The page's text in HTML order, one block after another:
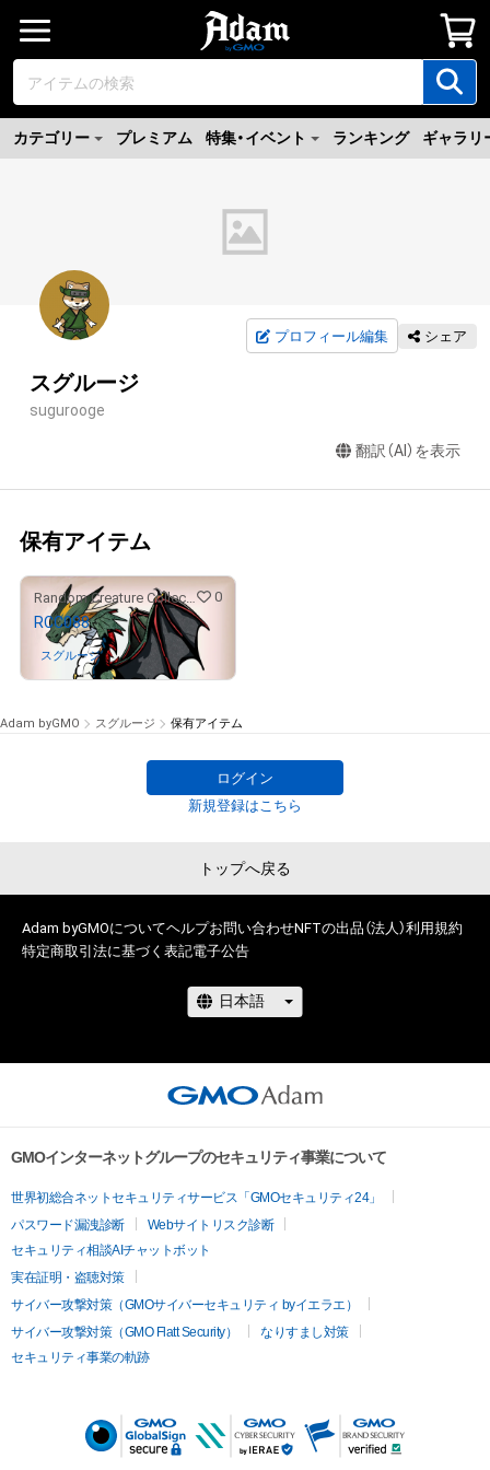
カテゴリー プレミアム 特集・イベント ランキング ギャラリ
プロフィール編集 シェア
スグルージ
sugurooge
翻訳（AI）を表示
保有アイテム
Random Creature Collection 0
RCC088
スグルージさんが保有中
Adam byGMO スグルージ 保有アイテム
ログイン
新規登録はこちら
トップへ戻る
Adam byGMOについてヘルプお問い合わせNFTの出品（法人）利用規約
特定商取引法に基づく表記電子公告
GMOインターネットグループのセキュリティ事業について
世界初総合ネットセキュリティサービス「GMOセキュリティ24」
パスワード漏洩診断
Webサイトリスク診断
セキュリティ相談AIチャットボット
実在証明・盗聴対策
サイバー攻撃対策（GMOサイバーセキュリティ byイエラエ）
サイバー攻撃対策（GMO Flatt Security）
なりすまし対策
セキュリティ事業の軌跡